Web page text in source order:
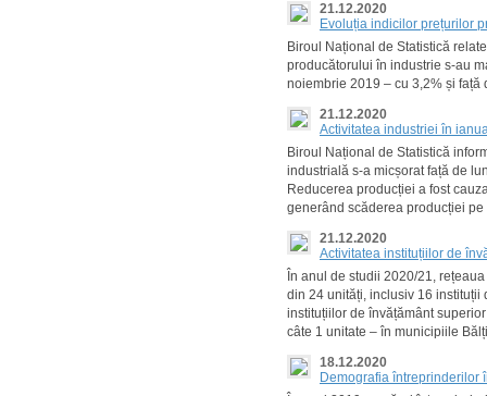
21.12.2020
Evoluția indicilor prețurilor
Biroul Național de Statistică
producătorului în industrie s-au
noiembrie 2019 – cu 3,2% și față
21.12.2020
Activitatea industriei în
Biroul Național de Statistică
industrială s-a micșorat față de
Reducerea producției a fost
generând scăderea producției
21.12.2020
Activitatea instituțiilor de
În anul de studii 2020/21,
din 24 unități, inclusiv 16 instituții
instituțiilor de învățământ
câte 1 unitate – în municipiile
18.12.2020
Demografia întreprinderilor